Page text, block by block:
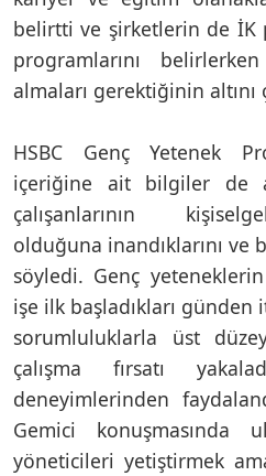
belirtti ve şirketlerin de İK
programlarını
almaları gerektiğinin altını
HSBC Genç Yetenek
içeriğine ait bilgiler de
çalışanlarının
olduğuna inandıklarını ve
söyledi. Genç
işe ilk başladıkları günden
sorumluluklarla üst
çalışma fırsatı
deneyimlerinden
Gemici konuşmasında
yöneticileri yetiştirmek